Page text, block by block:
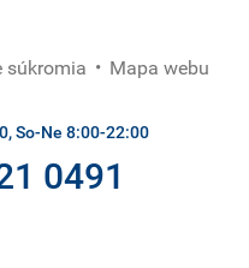
súkromia Mapa webu
So-Ne 8:00-22:00
0491